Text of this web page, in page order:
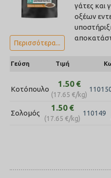
γάτες και
οξέων
Περισσότερα...
Γεύση Τιμή
Κοτόπουλο
1.50 €
(17.65 €/kg)
Σολομός
1.50 €
(17.65 €/kg)
110149